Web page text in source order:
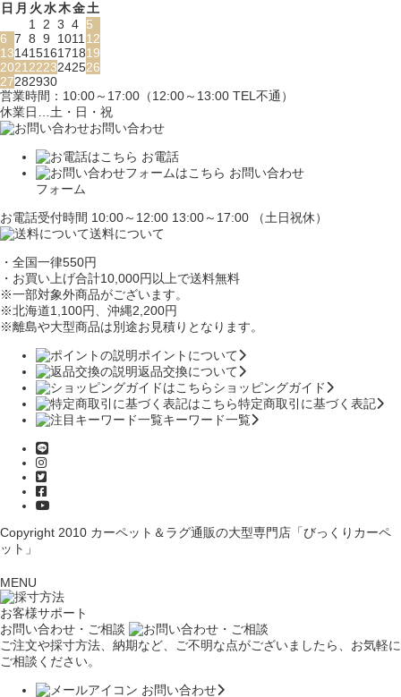
日 月 火水木金土
1 2 3 4 5
6 7 8 9 101112
13141516171819
20212223242526
27282930
営業時間：10:00～17:00（12:00～13:00 TEL不通）
休業日…土・日・祝
お問い合わせ
お電話
お問い合わせ
フォーム
お電話受付時間 10:00～12:00 13:00～17:00 （土日祝休）
送料について
・全国一律550円
・お買い上げ合計10,000円 以上で送料無料
※一部対象外商品がございます。
※北海道1,100円、沖縄2,200円
※離島や大型商品は別途お見積りとなります。
ポイントについて
返品交換について
ショッピングガイド
特定商取引に基づく表記
キーワード一覧
Copyright 2010 カーペット＆ラグ通販の大型専門店「びっくりカーペ
ット」
MENU
お客様サポート
お問い合わせ・ご相談
ご注文や採寸方法、納期など、ご不明な点がございましたら、お気軽に
ご相談ください。
お問い合わせ